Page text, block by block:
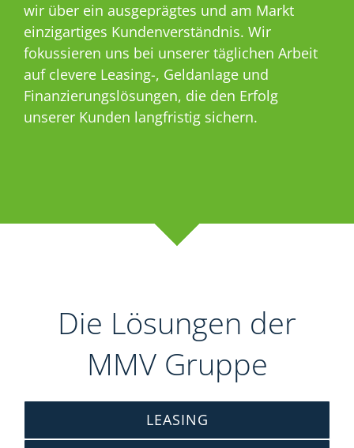
wir über ein ausgeprägtes und am Markt
einzigartiges Kunden­verständnis. Wir
fokussieren uns bei unserer täglichen Arbeit
auf clevere Leasing-, Geldanlage und
Finanzierungs­lösungen, die den Erfolg
unserer Kunden langfristig sichern.
Die Lösungen der
MMV Gruppe
LEASING